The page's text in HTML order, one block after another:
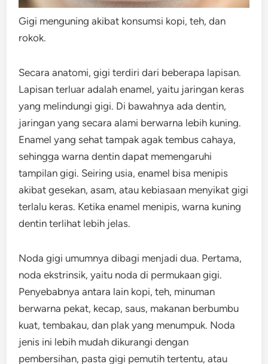
Gigi menguning akibat konsumsi kopi, teh, dan
rokok.
Secara anatomi, gigi terdiri dari beberapa lapisan.
Lapisan terluar adalah enamel, yaitu jaringan keras
yang melindungi gigi. Di bawahnya ada dentin,
jaringan yang secara alami berwarna lebih kuning.
Enamel yang sehat tampak agak tembus cahaya,
sehingga warna dentin dapat memengaruhi
tampilan gigi. Seiring usia, enamel bisa menipis
akibat gesekan, asam, atau kebiasaan menyikat gigi
terlalu keras. Ketika enamel menipis, warna kuning
dentin terlihat lebih jelas.
Noda gigi umumnya dibagi menjadi dua. Pertama,
noda ekstrinsik, yaitu noda di permukaan gigi.
Penyebabnya antara lain kopi, teh, minuman
berwarna pekat, kecap, saus, makanan berbumbu
kuat, tembakau, dan plak yang menumpuk. Noda
jenis ini lebih mudah dikurangi dengan
pembersihan, pasta gigi pemutih tertentu, atau